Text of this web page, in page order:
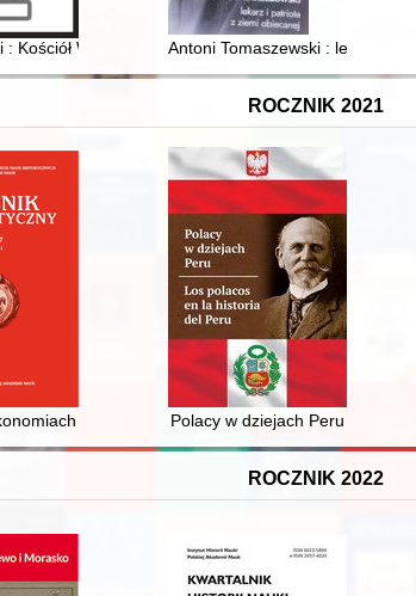
historyk, pedagog : bibliografia
: Kościół Wniebowzięcia Najświętszej Maryi Panny
Antoni Tomaszewski : lekarz i
ROCZNIK 2021
archiwistyki. Sieci archiwalne. Odkrycia
królewskich Wielkiego Księstwa
Polacy w dziejach Peru
ROCZNIK 2022